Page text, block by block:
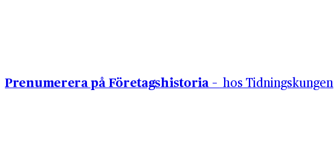
Prenumerera på Företagshistoria – hos Tidningskungen